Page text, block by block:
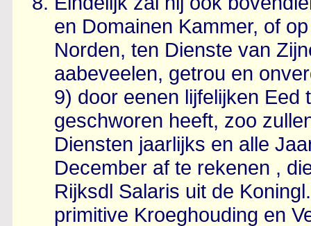
en Domainen Kammer, of
Norden, ten Dienste van
aabeveelen, getrou en
9) door eenen lijfelijken Eed
geschworen heeft, zoo
Diensten jaarlijks en alle
December af te rekenen ,
Rijksdl Salaris uit de
primitive Kroeghouding en